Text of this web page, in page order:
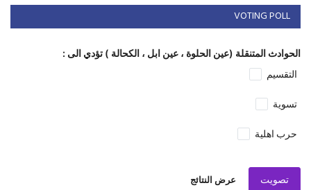
VOTING POLL
الحوادث المتنقلة (عين الحلوة ، عين ابل ، الكحالة ) تؤدي الى :
التقسيم
تسوية
حرب اهلية
تصويت عرض النتائج